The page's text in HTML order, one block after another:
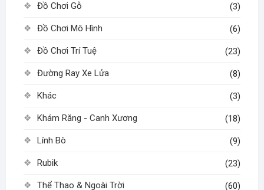
Đồ Chơi Gỗ (3)
Đồ Chơi Mô Hình (6)
Đồ Chơi Trí Tuệ (23)
Đường Ray Xe Lửa (8)
Khác (3)
Khám Răng - Canh Xương (18)
Lính Bò (9)
Rubik (23)
Thể Thao & Ngoài Trời (60)